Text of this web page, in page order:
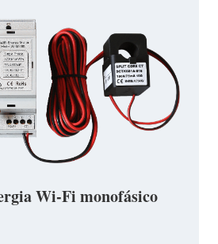
Wi-Fi monofásico